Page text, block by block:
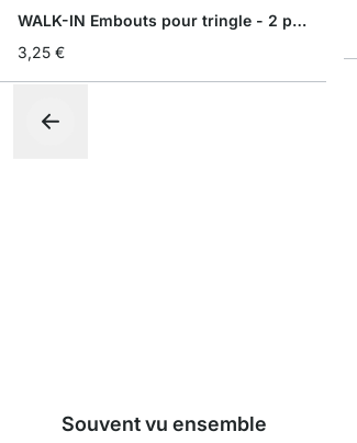
WALK-IN Embouts pour tringle - 2 pcs
3,25 €
Souvent vu ensemble